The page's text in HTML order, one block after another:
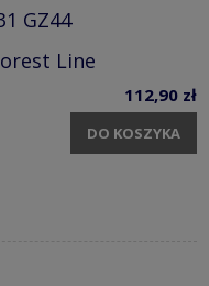
GZ44
Line
112,90 zł
DO KOSZYKA